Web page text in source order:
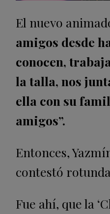
El nuevo
amigos desde
conocen,
la talla, nos
ella con su
amigos”.
Entonces,
contestó
Fue ahí, que la